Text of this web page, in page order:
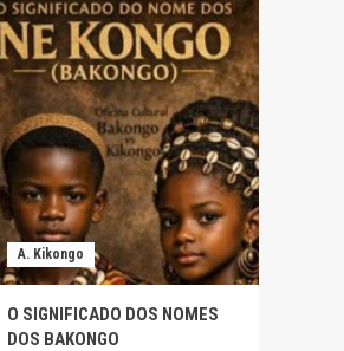
A. Kikongo
O SIGNIFICADO DOS NOMES
DOS BAKONGO